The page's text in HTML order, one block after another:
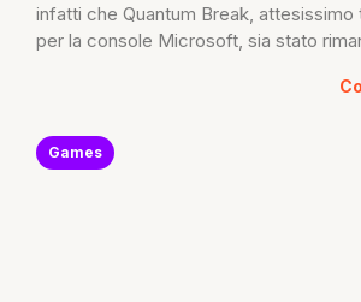
infatti che Quantum Break, attesissimo
per la console Microsoft, sia stato
Games